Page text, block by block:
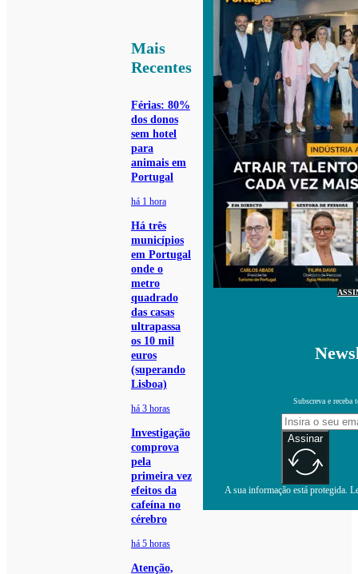
Mais
Recentes
Férias: 80%
dos donos
sem hotel
para
animais em
Portugal
há 1 hora
Há três
municípios
em Portugal
onde o
metro
quadrado
das casas
ultrapassa
os 10 mil
euros
(superando
Lisboa)
há 3 horas
Investigação
comprova
pela
primeira vez
efeitos da
cafeína no
cérebro
há 5 horas
Atenção,
Subscreva e receba
Assinar
A sua informação está protegida.